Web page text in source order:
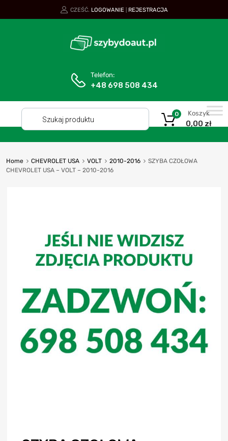
CZEŚĆ. LOGOWANIE REJESTRACJA
Telefon:
+48 698 508 434
Koszyk
0,00 zł
0
Home CHEVROLET USA VOLT 2010-2016
SZYBA CZOŁOWA
CHEVROLET USA – VOLT – 2010-2016